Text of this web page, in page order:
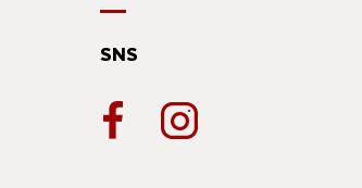
SNS